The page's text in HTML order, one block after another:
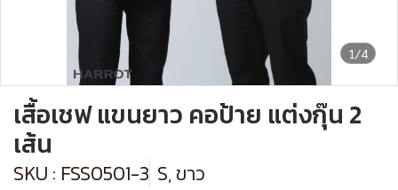
1/4
เสื้อเชฟ แขนยาว คอป้าย แต่งกุ๊น 2
เส้น
SKU : FSS0501-3 S, ขาว